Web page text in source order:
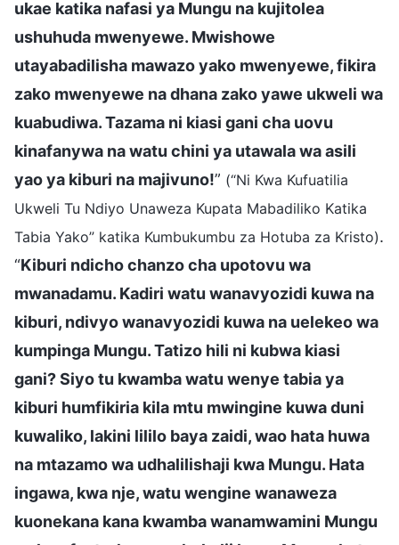
ukae katika nafasi ya Mungu na kujitolea
ushuhuda mwenyewe. Mwishowe
utayabadilisha mawazo yako mwenyewe, fikira
zako mwenyewe na dhana zako yawe ukweli wa
kuabudiwa. Tazama ni kiasi gani cha uovu
kinafanywa na watu chini ya utawala wa asili
yao ya kiburi na majivuno!” (“Ni Kwa Kufuatilia
Ukweli Tu Ndiyo Unaweza Kupata Mabadiliko Katika
Tabia Yako” katika Kumbukumbu za Hotuba za Kristo).
“Kiburi ndicho chanzo cha upotovu wa
mwanadamu. Kadiri watu wanavyozidi kuwa na
kiburi, ndivyo wanavyozidi kuwa na uelekeo wa
kumpinga Mungu. Tatizo hili ni kubwa kiasi
gani? Siyo tu kwamba watu wenye tabia ya
kiburi humfikiria kila mtu mwingine kuwa duni
kuwaliko, lakini lililo baya zaidi, wao hata huwa
na mtazamo wa udhalilishaji kwa Mungu. Hata
ingawa, kwa nje, watu wengine wanaweza
kuonekana kana kwamba wanamwamini Mungu